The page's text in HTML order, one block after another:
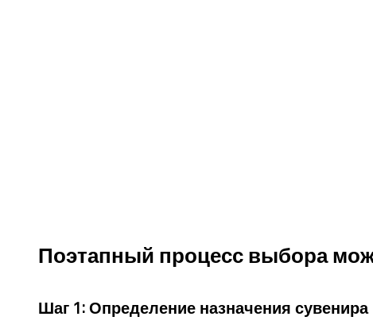
Поэтапный процесс выбора
Шаг 1: Определение назначения сувенира